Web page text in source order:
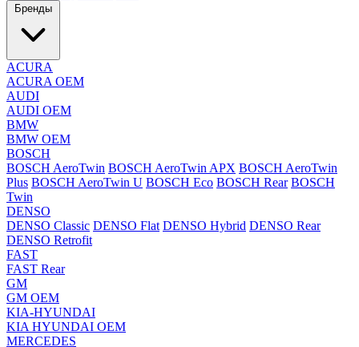
Бренды
ACURA
ACURA OEM
AUDI
AUDI OEM
BMW
BMW OEM
BOSCH
BOSCH AeroTwin BOSCH AeroTwin APX BOSCH AeroTwin
Plus BOSCH AeroTwin U BOSCH Eco BOSCH Rear BOSCH
Twin
DENSO
DENSO Classic DENSO Flat DENSO Hybrid DENSO Rear
DENSO Retrofit
FAST
FAST Rear
GM
GM OEM
KIA-HYUNDAI
KIA HYUNDAI OEM
MERCEDES